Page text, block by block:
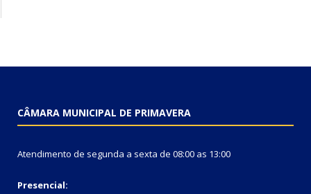
CÂMARA MUNICIPAL DE PRIMAVERA
Atendimento de segunda a sexta de 08:00 as 13:00
Presencial: